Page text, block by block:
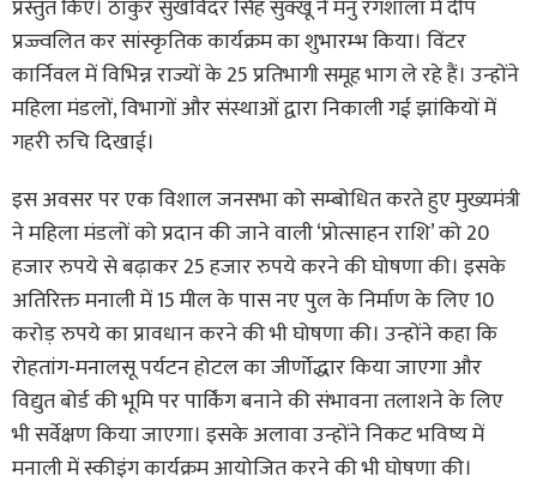
प्रस्तुत किए। ठाकुर सुखविंदर सिंह सुक्खू ने मनु रंगशाला में दीप
प्रज्ज्वलित कर सांस्कृतिक कार्यक्रम का शुभारम्भ किया। विंटर
कार्निवल में विभिन्न राज्यों के 25 प्रतिभागी समूह भाग ले रहे हैं। उन्होंने
महिला मंडलों, विभागों और संस्थाओं द्वारा निकाली गई झांकियों में
गहरी रुचि दिखाई।
इस अवसर पर एक विशाल जनसभा को सम्बोधित करते हुए मुख्यमंत्री
ने महिला मंडलों को प्रदान की जाने वाली ‘प्रोत्साहन राशि’ को 20
हजार रुपये से बढ़ाकर 25 हजार रुपये करने की घोषणा की। इसके
अतिरिक्त मनाली में 15 मील के पास नए पुल के निर्माण के लिए 10
करोड़ रुपये का प्रावधान करने की भी घोषणा की। उन्होंने कहा कि
रोहतांग-मनालसू पर्यटन होटल का जीर्णोद्धार किया जाएगा और
विद्युत बोर्ड की भूमि पर पार्किंग बनाने की संभावना तलाशने के लिए
भी सर्वेक्षण किया जाएगा। इसके अलावा उन्होंने निकट भविष्य में
मनाली में स्कीइंग कार्यक्रम आयोजित करने की भी घोषणा की।